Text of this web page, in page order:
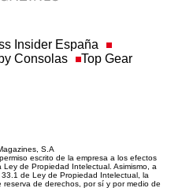
Insider España
Consolas Top Gear
S.A
escrito de la empresa a los efectos
de Propiedad Intelectual. Asimismo, a
de Ley de Propiedad Intelectual, la
de derechos, por sí y por medio de